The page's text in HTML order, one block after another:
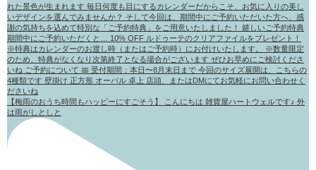
【梅雨のおうち時間もハッピーにすごそう】 こんにちは 雑貨屋ハートウェルです♪ 外
は雨がしとしと